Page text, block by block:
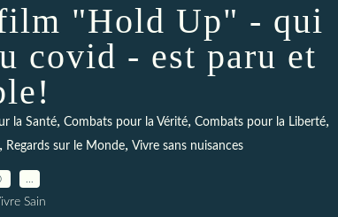
"Hold Up" - qui
covid - est paru et
la Santé, Combats pour la Vérité, Combats pour la Liberté,
Regards sur le Monde, Vivre sans nuisances
Sain